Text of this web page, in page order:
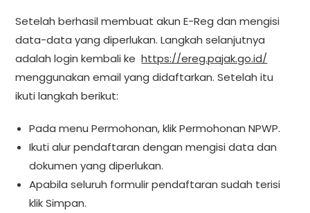
Setelah berhasil membuat akun E-Reg dan mengisi
data-data yang diperlukan. Langkah selanjutnya
adalah login kembali kehttps://ereg.pajak.go.id/
menggunakan email yang didaftarkan. Setelah itu
ikuti langkah berikut:
Pada menu Permohonan, klik Permohonan NPWP.
Ikuti alur pendaftaran dengan mengisi data dan
dokumen yang diperlukan.
Apabila seluruh formulir pendaftaran sudah terisi
klik Simpan.